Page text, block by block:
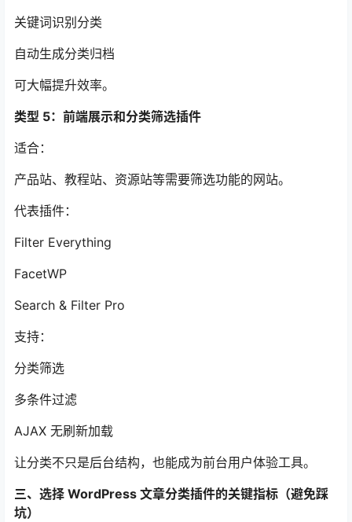
关键词识别分类
自动生成分类归档
可大幅提升效率。
类型 5：前端展示和分类筛选插件
适合：
产品站、教程站、资源站等需要筛选功能的网站。
代表插件：
Filter Everything
FacetWP
Search & Filter Pro
支持：
分类筛选
多条件过滤
AJAX 无刷新加载
让分类不只是后台结构，也能成为前台用户体验工具。
三、选择 WordPress 文章分类插件的关键指标（避免踩
坑）